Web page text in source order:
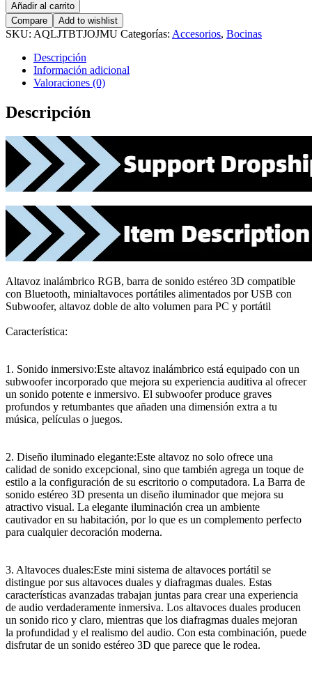
Añadir al carrito
Compare
Add to wishlist
SKU: AQLJTBTJOJMU Categorías: Accesorios, Bocinas
Descripción
Información adicional
Valoraciones (0)
Descripción
Altavoz inalámbrico RGB, barra de sonido estéreo 3D compatible
con Bluetooth, minialtavoces portátiles alimentados por USB con
Subwoofer, altavoz doble de alto volumen para PC y portátil
Característica:
1. Sonido inmersivo:Este altavoz inalámbrico está equipado con un
subwoofer incorporado que mejora su experiencia auditiva al ofrecer
un sonido potente e inmersivo. El subwoofer produce graves
profundos y retumbantes que añaden una dimensión extra a tu
música, películas o juegos.
2. Diseño iluminado elegante:Este altavoz no solo ofrece una
calidad de sonido excepcional, sino que también agrega un toque de
estilo a la configuración de su escritorio o computadora. La Barra de
sonido estéreo 3D presenta un diseño iluminador que mejora su
atractivo visual. La elegante iluminación crea un ambiente
cautivador en su habitación, por lo que es un complemento perfecto
para cualquier decoración moderna.
3. Altavoces duales:Este mini sistema de altavoces portátil se
distingue por sus altavoces duales y diafragmas duales. Estas
características avanzadas trabajan juntas para crear una experiencia
de audio verdaderamente inmersiva. Los altavoces duales producen
un sonido rico y claro, mientras que los diafragmas duales mejoran
la profundidad y el realismo del audio. Con esta combinación, puede
disfrutar de un sonido estéreo 3D que parece que le rodea.